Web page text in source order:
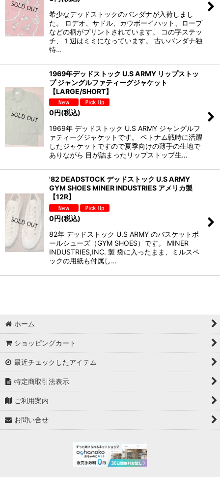
希少なデッドストックのバンダナが入荷しまし
た。 ロデオ、サドル、カウボーイハット、ロープ
などの柄がプリントされています。 コの字ステッ
チ、１辺はミミになっています。 古いバンダナ独
特…
1969年デッドストック U.S ARMY リップストッ
プ ジャングルファティーグジャケット
【LARGE/SHORT】
0円(税込)
1969年 デッドストック U.S ARMY ジャングルフ
ァティーグジャケットです。 ベトナム戦時に活躍
したジャケットですので夏季向けの薄手の生地で
ありながら 目が詰まったリップストップ生…
'82 DEADSTOCK デッドストック U.S ARMY
GYM SHOES MINER INDUSTRIES アメリカ製
【12R】
0円(税込)
82年 デッドストック U.S ARMY のバスケットボ
ールシューズ（GYM SHOES）です。 MINER
INDUSTRIES,INC. 製 袋に入ったまま、ミルスペ
ックの用紙も付属し…
ホーム
ショッピングカート
最近チェックしたアイテム
特定商取引法表示
ご利用案内
お問い合せ